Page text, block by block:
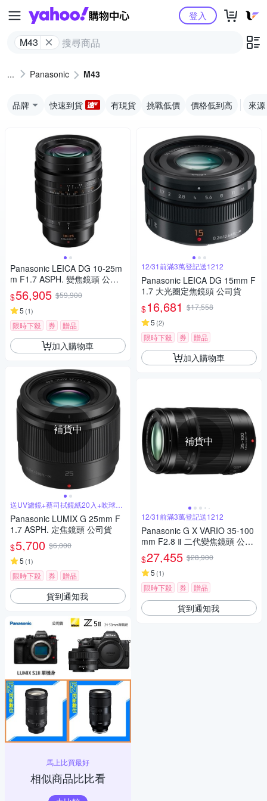
Yahoo購物中心
M43
登入
Panasonic M43
品牌 快速到貨 有現貨 挑戰低價 價格低到高 來源
Panasonic LEICA DG 10-25m
m F1.7 ASPH. 變焦鏡頭 公司
貨
$56,905 $59,900
5 (1)
限時下殺 券 贈品
加入購物車
補貨中
送UV濾鏡+蔡司拭鏡紙20入+吹球拭
筆組
Panasonic LUMIX G 25mm F
1.7 ASPH. 定焦鏡頭 公司貨
$5,700 $6,000
5 (1)
限時下殺 券 贈品
貨到通知我
馬上比買最好
相似商品比比看
12/31前滿3萬登記送1212
Panasonic LEICA DG 15mm F
1.7 大光圈定焦鏡頭 公司貨
$16,681 $17,558
5 (2)
限時下殺 券 贈品
加入購物車
補貨中
12/31前滿3萬登記送1212
Panasonic G X VARIO 35-100
mm F2.8 Ⅱ 二代變焦鏡頭 公司
貨
$27,455 $28,900
5 (1)
限時下殺 券 贈品
貨到通知我